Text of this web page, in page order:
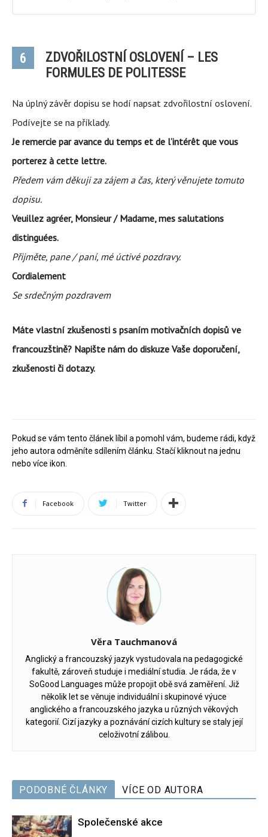
6
ZDVOŘILOSTNÍ OSLOVENÍ – LES
FORMULES DE POLITESSE
Na úplný závěr dopisu se hodí napsat zdvořilostní oslovení.
Podívejte se na příklady.
Je remercie par avance du temps et de l’intérêt que vous
porterez à cette lettre.
Předem vám děkuji za zájem a čas, který věnujete tomuto
dopisu.
Veuillez agréer, Monsieur / Madame, mes salutations
distinguées.
Přijměte, pane / paní, mé úctivé pozdravy.
Cordialement
Se srdečným pozdravem
Máte vlastní zkušenosti s psaním motivačních dopisů ve
francouzštině? Napište nám do diskuze Vaše doporučení,
zkušenosti či dotazy.
Pokud se vám tento článek líbil a pomohl vám, budeme rádi, když
jeho autora odměníte sdílením článku. Stačí kliknout na jednu
nebo více ikon.
Facebook Twitter
Věra Tauchmanová
Anglický a francouzský jazyk vystudovala na pedagogické
fakultě, zároveň studuje i mediální studia. Je ráda, že v
SoGood Languages může propojit obě svá zaměření. Již
několik let se věnuje individuální i skupinové výuce
anglického a francouzského jazyka u různých věkových
kategorií. Cizí jazyky a poznávání cizích kultury se staly její
celoživotní zálibou.
PODOBNÉ ČLÁNKY VÍCE OD AUTORA
Společenské akce